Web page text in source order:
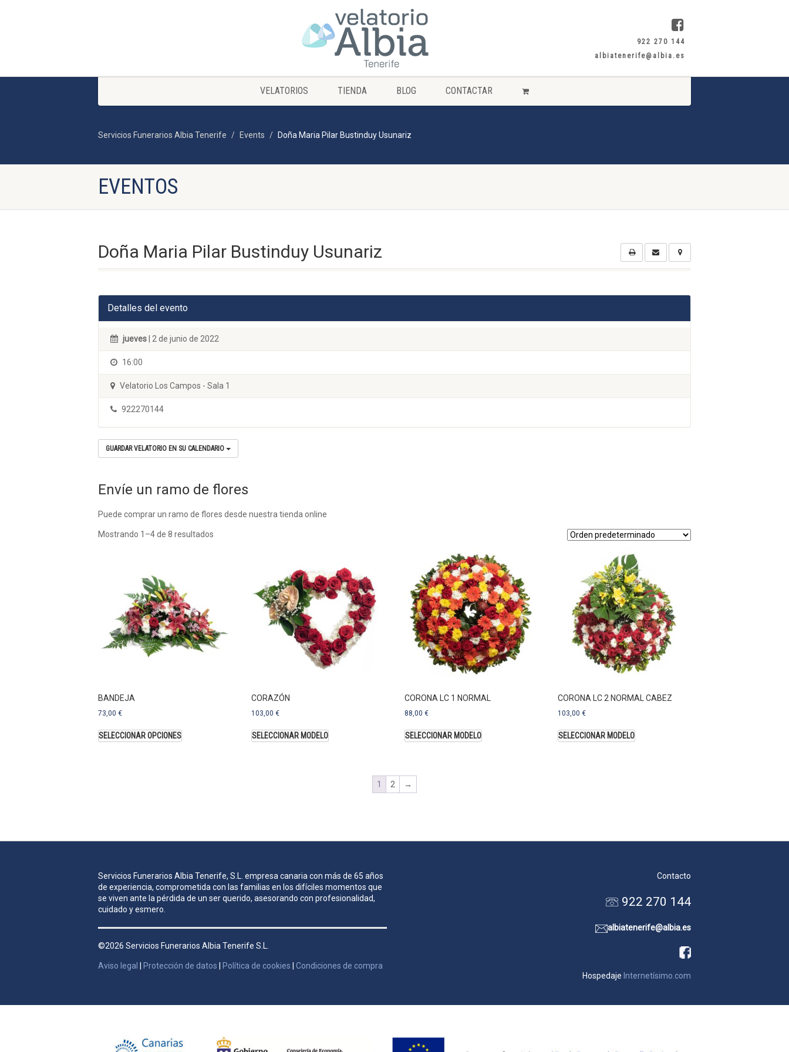
922 270 144
albiatenerife@albia.es
VELATORIOS TIENDA BLOG CONTACTAR
Servicios Funerarios Albia Tenerife Events Doña Maria Pilar Bustinduy Usunariz
EVENTOS
Doña Maria Pilar Bustinduy Usunariz
Detalles del evento
jueves | 2 de junio de 2022
16:00
Velatorio Los Campos - Sala 1
922270144
GUARDAR VELATORIO EN SU CALENDARIO
Envíe un ramo de flores
Puede comprar un ramo de flores desde nuestra tienda online
Mostrando 1–4 de 8 resultados
BANDEJA
73,00 €
SELECCIONAR OPCIONES
CORAZÓN
103,00€
SELECCIONAR MODELO
CORONA LC 1 NORMAL
88,00€
SELECCIONAR MODELO
CORONA LC 2 NORMAL CABEZ
103,00€
SELECCIONAR MODELO
1 2 →
Servicios Funerarios Albia Tenerife, S.L. empresa canaria con más de 65 años
de experiencia, comprometida con las familias en los difíciles momentos que
se viven ante la pérdida de un ser querido, asesorando con profesionalidad,
cuidado y esmero.
©2026 Servicios Funerarios Albia Tenerife S.L.
Aviso legal | Protección de datos | Política de cookies | Condiciones de compra
Contacto
922 270 144
albiatenerife@albia.es
Hospedaje Internetísimo.com